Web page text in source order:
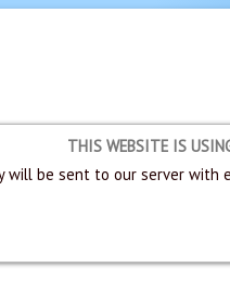
THIS WEBSITE IS
be sent to our server with